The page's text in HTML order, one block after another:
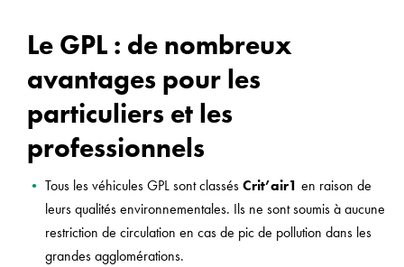
Le GPL : de nombreux
avantages pour les
particuliers et les
professionnels
Tous les véhicules GPL sont classésCrit’air1 en raison de
leurs qualités environnementales. Ils ne sont soumis à aucune
restriction de circulation en cas de pic de pollution dans les
grandes agglomérations.